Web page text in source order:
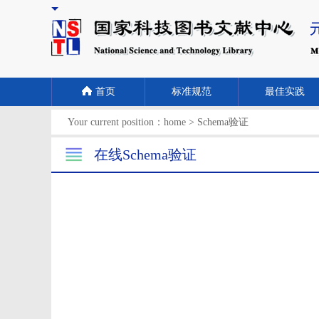
首页 标准规范 最佳实践
Your current position： home > Schema验证
在线Schema验证